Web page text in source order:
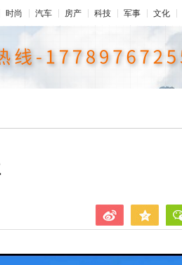
时尚 汽车 房产 科技 军事 文化